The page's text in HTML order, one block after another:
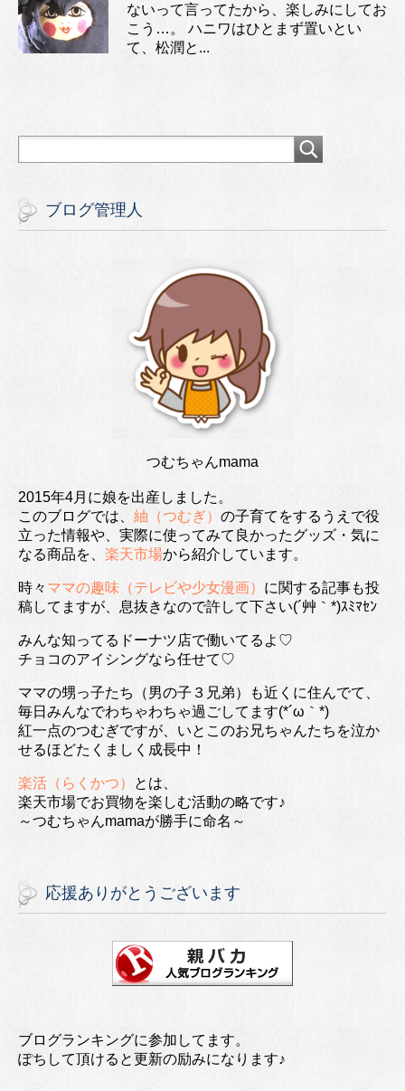
ないって言ってたから、楽しみにしてお
こう…。 ハニワはひとまず置いとい
て、松潤と...
ブログ管理人
つむちゃんmama
2015年4月に娘を出産しました。
このブログでは、 紬（つむぎ） の子育てをするうえで役
立った情報や、実際に使ってみて良かったグッズ・気に
なる商品を、 楽天市場から紹介しています。
時々 ママの趣味（テレビや少女漫画） に関する記事も投
稿してますが、息抜きなので許して下さい(´艸｀*)ｽﾐﾏｾﾝ
みんな知ってるドーナツ店で働いてるよ♡
チョコのアイシングなら任せて♡
ママの甥っ子たち（男の子３兄弟）も近くに住んでて、
毎日みんなでわちゃわちゃ過ごしてます(*´ω｀*)
紅一点のつむぎですが、いとこのお兄ちゃんたちを泣か
せるほどたくましく成長中！
楽活（らくかつ）
とは、
楽天市場でお買物を楽しむ活動の略です♪
～つむちゃんmamaが勝手に命名～
応援ありがとうございます
ブログランキングに参加してます。
ぽちして頂けると更新の励みになります♪